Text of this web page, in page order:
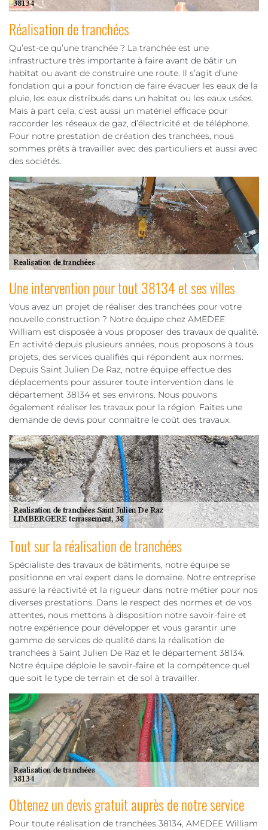
Réalisation de tranchées
Qu’est-ce qu’une tranchée ? La tranchée est une
infrastructure très importante à faire avant de bâtir un
habitat ou avant de construire une route. Il s’agit d’une
fondation qui a pour fonction de faire évacuer les eaux de la
pluie, les eaux distribués dans un habitat ou les eaux usées.
Mais à part cela, c’est aussi un matériel efficace pour
raccorder les réseaux de gaz, d’électricité et de téléphone.
Pour notre prestation de création des tranchées, nous
sommes prêts à travailler avec des particuliers et aussi avec
des sociétés.
Une intervention pour tout 38134 et ses villes
Vous avez un projet de réaliser des tranchées pour votre
nouvelle construction ? Notre équipe chez AMEDEE
William est disposée à vous proposer des travaux de qualité.
En activité depuis plusieurs années, nous proposons à tous
projets, des services qualifiés qui répondent aux normes.
Depuis Saint Julien De Raz, notre équipe effectue des
déplacements pour assurer toute intervention dans le
département 38134 et ses environs. Nous pouvons
également réaliser les travaux pour la région. Faites une
demande de devis pour connaître le coût des travaux.
Tout sur la réalisation de tranchées
Spécialiste des travaux de bâtiments, notre équipe se
positionne en vrai expert dans le domaine. Notre entreprise
assure la réactivité et la rigueur dans notre métier pour nos
diverses prestations. Dans le respect des normes et de vos
attentes, nous mettons à disposition notre savoir-faire et
notre expérience pour développer et vous garantir une
gamme de services de qualité dans la réalisation de
tranchées à Saint Julien De Raz et le département 38134.
Notre équipe déploie le savoir-faire et la compétence quel
que soit le type de terrain et de sol à travailler.
Obtenez un devis gratuit auprès de notre service
Pour toute réalisation de tranchées 38134, AMEDEE William